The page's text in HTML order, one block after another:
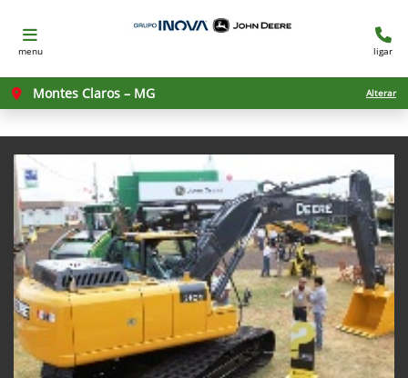
menu ligar
Montes Claros – MG Alterar